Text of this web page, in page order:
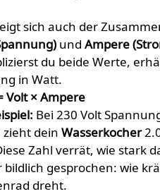
sich auch der
und Ampere
du beide Werte,
in Watt.
Volt × Ampere
Bei 230 Volt
zieht dein Wasserkocher
Zahl verrät, wie stark
bildlich gesprochen: wie
dreht.